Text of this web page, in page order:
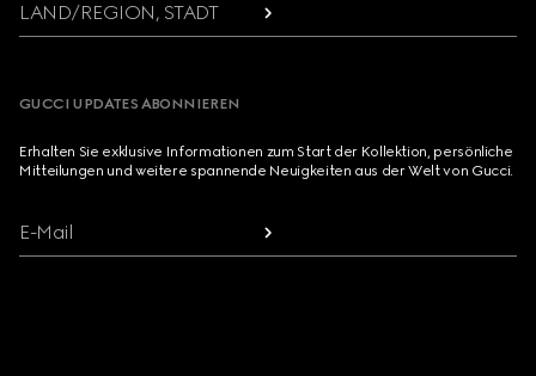
LAND/REGION, STADT
GUCCI UPDATES ABONNIEREN
Erhalten Sie exklusive Informationen zum Start der Kollektion, persönliche
Mitteilungen und weitere spannende Neuigkeiten aus der Welt von Gucci.
E-Mail